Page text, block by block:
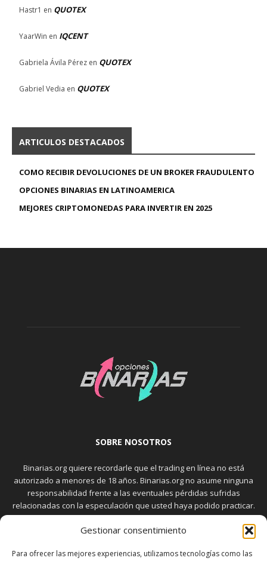
Gestionar consentimiento
Para ofrecer las mejores experiencias, utilizamos tecnologías como las
Hastr1 en QUOTEX
YaarWin en IQCENT
Gabriela Ávila Pérez en QUOTEX
Gabriel Vedia en QUOTEX
ARTICULOS DESTACADOS
COMO RECIBIR DEVOLUCIONES DE UN BROKER FRAUDULENTO
OPCIONES BINARIAS EN LATINOAMERICA
MEJORES CRIPTOMONEDAS PARA INVERTIR EN 2025
SOBRE NOSOTROS
Binarias.org quiere recordarle que el trading en línea no está
autorizado a menores de 18 años. Binarias.org no asume ninguna
responsabilidad frente a las eventuales pérdidas sufridas
relacionadas con la especulación que usted haya podido practicar.
El trading en el mercado de opciones binarias implica riesgos
elevados. Usted debe conocer y aceptar estos riesgos, que
transacciones bursátiles.